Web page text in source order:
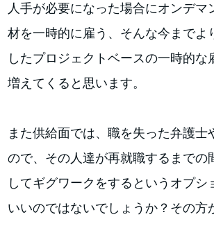
人手が必要になった場合にオンデマ
材を一時的に雇う、そんな今までよ
したプロジェクトベースの一時的な
増えてくると思います。
また供給面では、職を失った弁護士
ので、その人達が再就職するまでの
してギグワークをするというオプシ
いいのではないでしょうか？その方